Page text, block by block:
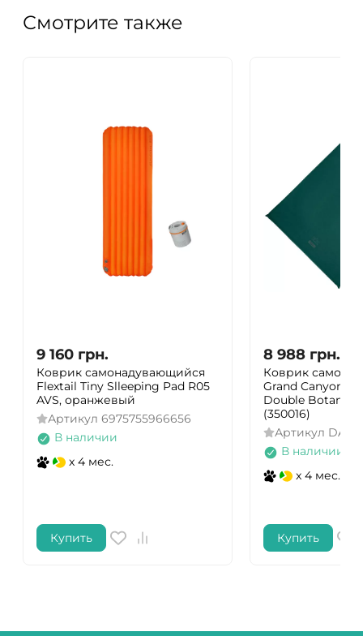
Смотрите также
9 160 грн.
Коврик самонадувающийся
Flextail Tiny Slleeping Pad R05
AVS, оранжевый
Артикул 6975755966656
В наличии
x 4 мес.
Купить
8 988 грн.
Коврик
Grand Canyon
Double
(350016)
Артикул
В наличии
x 4 мес.
Купить